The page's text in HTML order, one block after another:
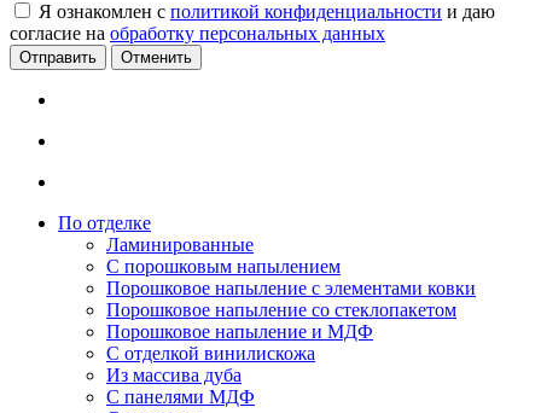
Я ознакомлен с политикой конфиденциальности и даю
согласие на обработку персональных данных
Отменить
По отделке
Ламинированные
С порошковым напылением
Порошковое напыление с элементами ковки
Порошковое напыление со стеклопакетом
Порошковое напыление и МДФ
С отделкой винилискожа
Из массива дуба
С панелями МДФ